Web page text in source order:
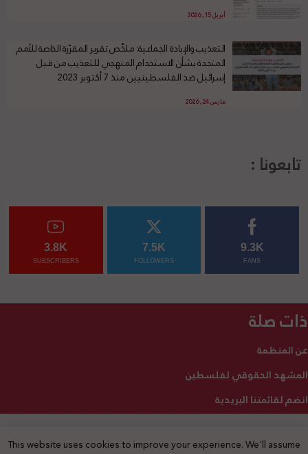
أبريل 15, 2026
التعذيب والإبادة الجماعية: ملخّص تقرير المقرّرة الخاصة للأمم
المتحدة بشأن الاستخدام المنهجي للتعذيب من قبل
إسرائيل ضد الفلسطينيين منذ 7 أكتوبر 2023
مارس 24, 2026
تابعونا :
9.3K
FANS
7.5K
FOLLOWERS
3.8K
SUBSCRIBERS
ذات صلة
عن المنظمة
المشهد الحقوقي لفلسطين
انضم لقائمتنا البريدية
This website uses cookies to improve your experience. We'll assume